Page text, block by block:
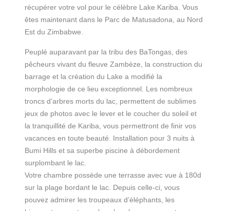
récupérer votre vol pour le célèbre Lake Kariba. Vous
êtes maintenant dans le Parc de Matusadona, au Nord
Est du Zimbabwe.
Peuplé auparavant par la tribu des BaTongas, des
pêcheurs vivant du fleuve Zambèze, la construction du
barrage et la création du Lake a modifié la
morphologie de ce lieu exceptionnel. Les nombreux
troncs d’arbres morts du lac, permettent de sublimes
jeux de photos avec le lever et le coucher du soleil et
la tranquillité de Kariba, vous permettront de finir vos
vacances en toute beauté. Installation pour 3 nuits à
Bumi Hills et sa superbe piscine à débordement
surplombant le lac.
Votre chambre possède une terrasse avec vue à 180d
sur la plage bordant le lac. Depuis celle-ci, vous
pouvez admirer les troupeaux d’éléphants, les